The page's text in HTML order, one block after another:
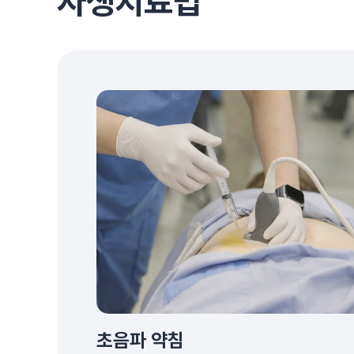
초음파 약침